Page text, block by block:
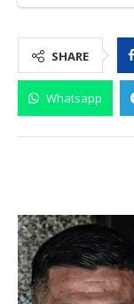
SHARE
Whatsapp